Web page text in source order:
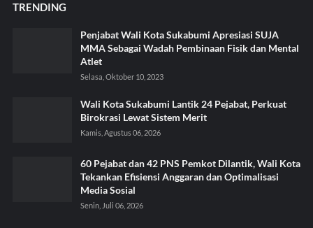
TRENDING
Penjabat Wali Kota Sukabumi Apresiasi SUJA
MMA Sebagai Wadah Pembinaan Fisik dan Mental
Atlet
Selasa, Oktober 10, 2023
Wali Kota Sukabumi Lantik 24 Pejabat, Perkuat
Birokrasi Lewat Sistem Merit
Kamis, Agustus 06, 2026
60 Pejabat dan 42 PNS Pemkot Dilantik, Wali Kota
Tekankan Efisiensi Anggaran dan Optimalisasi
Media Sosial
Senin, Juli 06, 2026